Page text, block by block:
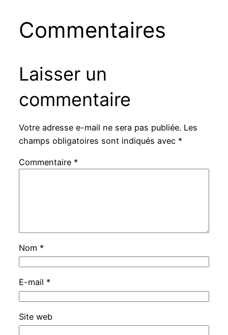
Commentaires
Laisser un
commentaire
Votre adresse e-mail ne sera pas publiée. Les
champs obligatoires sont indiqués avec *
Commentaire *
Nom *
E-mail *
Site web